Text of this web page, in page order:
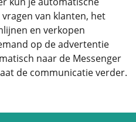
van klanten, het
en verkopen
op de advertentie
naar de Messenger
de communicatie verder.